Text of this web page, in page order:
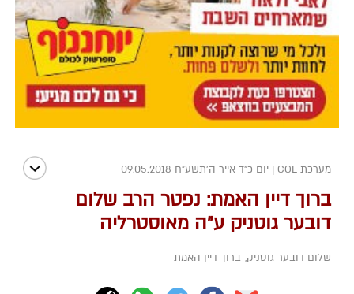
מערכת COL | יום כ"ד אייר ה׳תשע״ח 09.05.2018
ברוך דיין האמת: נפטר הרב שלום
דובער גוטניק ע"ה מאוסטרליה
שלום דובער גוטניק, ברוך דיין האמת